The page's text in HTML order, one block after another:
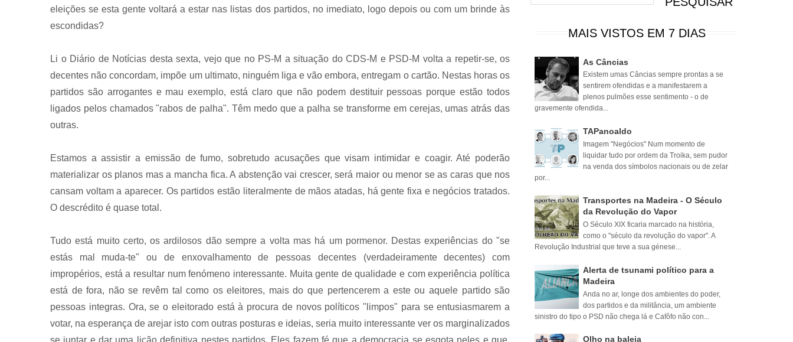
eleições se esta gente voltará a estar nas listas dos partidos, no imediato, logo depois ou com um brinde às
escondidas?
Li o Diário de Notícias desta sexta, vejo que no PS-M a situação do CDS-M e PSD-M volta a repetir-se, os
decentes não concordam, impõe um ultimato, ninguém liga e vão embora, entregam o cartão. Nestas horas os
partidos são arrogantes e mau exemplo, está claro que não podem destituir pessoas porque estão todos
ligados pelos chamados "rabos de palha". Têm medo que a palha se transforme em cerejas, umas atrás das
outras.
Estamos a assistir a emissão de fumo, sobretudo acusações que visam intimidar e coagir. Até poderão
materializar os planos mas a mancha fica. A abstenção vai crescer, será maior ou menor se as caras que nos
cansam voltam a aparecer. Os partidos estão literalmente de mãos atadas, há gente fixa e negócios tratados.
O descrédito é quase total.
Tudo está muito certo, os ardilosos dão sempre a volta mas há um pormenor. Destas experiências do "se
estás mal muda-te" ou de enxovalhamento de pessoas decentes (verdadeiramente decentes) com
impropérios, está a resultar num fenómeno interessante. Muita gente de qualidade e com experiência política
está de fora, não se revêm tal como os eleitores, mais do que pertencerem a este ou aquele partido são
pessoas integras. Ora, se o eleitorado está à procura de novos políticos "limpos" para se entusiasmarem a
votar, na esperança de arejar isto com outras posturas e ideias, seria muito interessante ver os marginalizados
MAIS VISTOS EM 7 DIAS
As Câncias
Existem umas Câncias sempre prontas a se
sentirem ofendidas e a manifestarem a
plenos pulmões esse sentimento - o de
gravemente ofendida...
TAPanoaldo
Imagem "Negócios" Num momento de
liquidar tudo por ordem da Troika, sem pudor
na venda dos símbolos nacionais ou de zelar
por...
Transportes na Madeira - O Século
da Revolução do Vapor
O Século XIX ficaria marcado na história,
como o "século da revolução do vapor". A
Revolução Industrial que teve a sua génese...
Alerta de tsunami político para a
Madeira
Anda no ar, longe dos ambientes do poder,
dos partidos e da militância, um ambiente
sinistro do tipo o PSD não chega lá e Cafôfo não con...
Olho na baleia